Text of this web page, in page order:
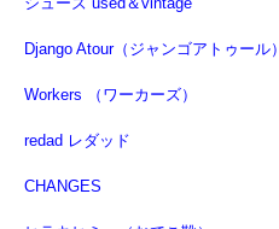
Django Atour（ジャンゴアトゥール）
Workers （ワーカーズ）
redad レダッド
CHANGES